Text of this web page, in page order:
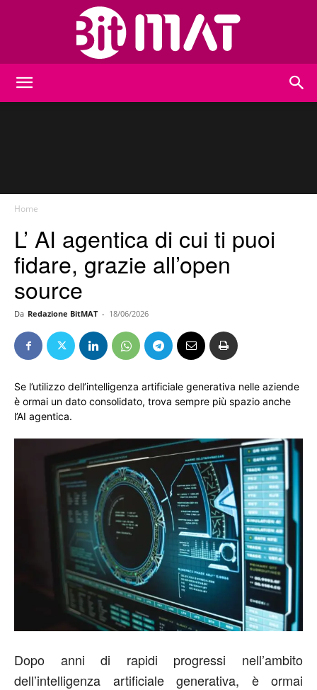
Home
L’ AI agentica di cui ti puoi
fidare, grazie all’open
source
Da Redazione BitMAT - 18/06/2026
Se l’utilizzo dell’intelligenza artificiale generativa nelle aziende
è ormai un dato consolidato, trova sempre più spazio anche
l’AI agentica.
Dopo anni di rapidi progressi nell’ambito
dell’intelligenza artificiale generativa, è ormai